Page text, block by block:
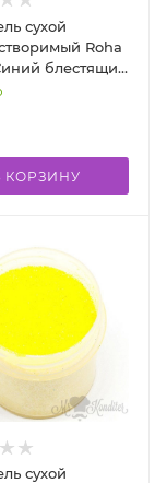
сухой
Roha
блестящий
10 гр
КОРЗИНУ
сухой